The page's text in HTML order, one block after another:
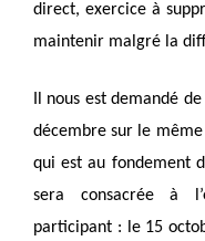
direct, exercice à
maintenir malgré la
Il nous est demandé
décembre sur le
qui est au fondement
sera consacrée à
participant : le 15